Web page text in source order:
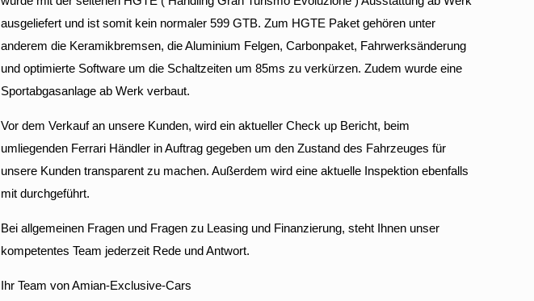
ausgeliefert und ist somit kein normaler 599 GTB. Zum HGTE Paket gehören unter
anderem die Keramikbremsen, die Aluminium Felgen, Carbonpaket, Fahrwerksänderung
und optimierte Software um die Schaltzeiten um 85ms zu verkürzen. Zudem wurde eine
Sportabgasanlage ab Werk verbaut.
Vor dem Verkauf an unsere Kunden, wird ein aktueller Check up Bericht, beim
umliegenden Ferrari Händler in Auftrag gegeben um den Zustand des Fahrzeuges für
unsere Kunden transparent zu machen. Außerdem wird eine aktuelle Inspektion ebenfalls
mit durchgeführt.
Bei allgemeinen Fragen und Fragen zu Leasing und Finanzierung, steht Ihnen unser
kompetentes Team jederzeit Rede und Antwort.
Ihr Team von Amian-Exclusive-Cars